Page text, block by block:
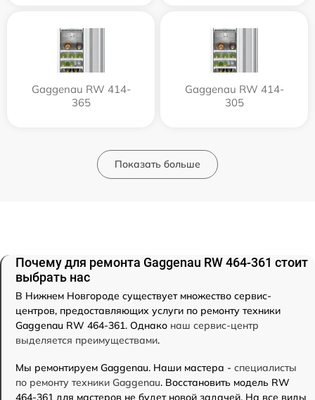
Gaggenau RW 414-
365
Gaggenau RW 414-
305
Показать больше
Почему для ремонта Gaggenau RW 464-361 стоит
выбрать нас
В Нижнем Новгороде существует множество сервис-
центров, предоставляющих услуги по ремонту техники
Gaggenau RW 464-361. Однако наш сервис-центр
выделяется преимуществами.
Мы ремонтируем Gaggenau. Наши мастера - специалисты
по ремонту техники Gaggenau. Восстановить модель RW
464-361 для мастеров не будет новой задачей. На все виды